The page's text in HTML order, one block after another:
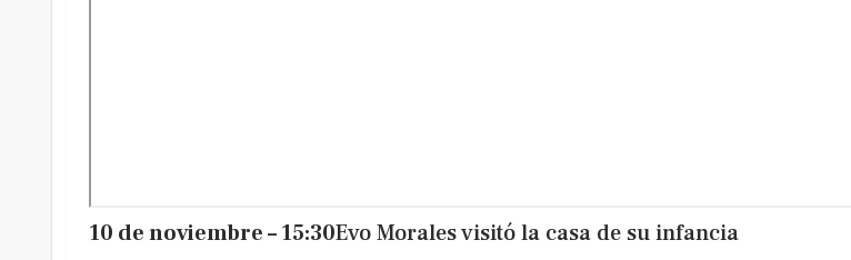
10 de noviembre – 15:30Evo Morales visitó la casa de su infancia